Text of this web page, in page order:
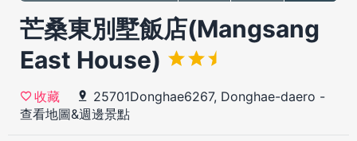
芒桑東別墅飯店(Mangsang
East House)
收藏 25701Donghae6267, Donghae-daero -
查看地圖&週邊景點